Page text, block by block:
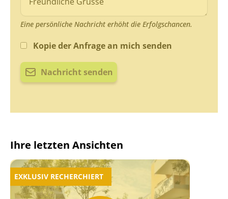
Eine persönliche Nachricht erhöht die Erfolgschancen.
Kopie der Anfrage an mich senden
Nachricht senden
Ihre letzten Ansichten
EXKLUSIV RECHERCHIERT